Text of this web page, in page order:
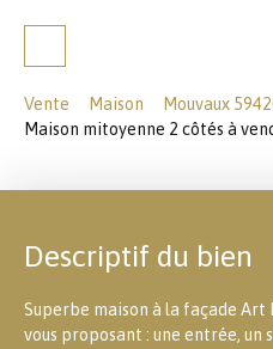
Vente Maison
Mouvaux
Maison mitoyenne 2 côtés à
Descriptif du bien
Superbe maison à la façade
vous proposant : une entrée, un